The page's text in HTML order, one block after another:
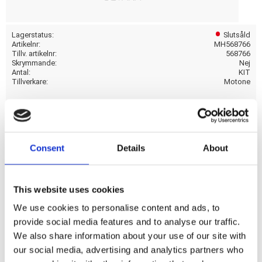
Consent Details About
This website uses cookies
We use cookies to personalise content and ads, to
provide social media features and to analyse our traffic.
We also share information about your use of our site with
our social media, advertising and analytics partners who
Lagerstatus
Slutsåld
Artikelnr
MH568766
Tillv. artikelnr
568766
Skrymmande
Nej
Antal
KIT
Tillverkare
Motone
tanks. The gas cap upper is a distinctive retro brit style
technology.
Dela med dig